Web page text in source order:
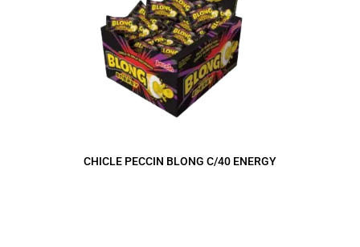
CHICLE PECCIN BLONG C/40 ENERGY